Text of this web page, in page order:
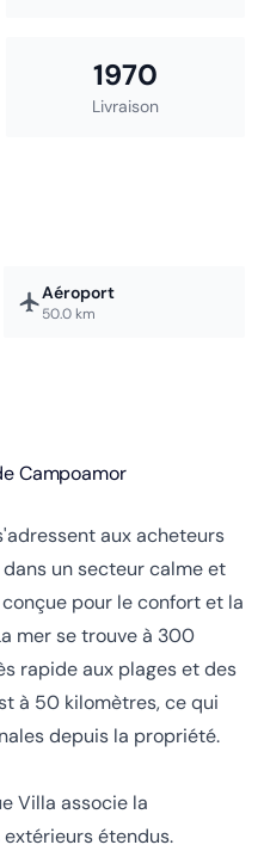
1970
Livraison
Aéroport
50.0 km
Campoamor
aux acheteurs
un secteur calme et
pour le confort et la
mer se trouve à 300
rapide aux plages et des
à 50 kilomètres, ce qui
depuis la propriété.
Villa associe la
étendus.